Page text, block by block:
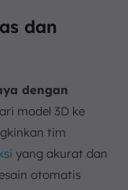
dan
dengan
model 3D ke
tim
yang akurat dan
otomatis